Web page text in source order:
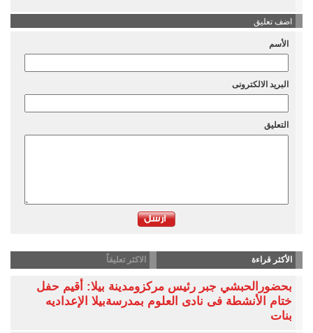
اضف تعليق
الأسم
البريد الالكترونى
التعليق
الأكثر قراءة الاكثر تعليقاً
بحضورالحبشي جبر رئيس مركزومدينة بيلا: أقيم حفل
ختام الأنشطة فى نادى العلوم بمدرسةبيلا الإعداديه
بنات